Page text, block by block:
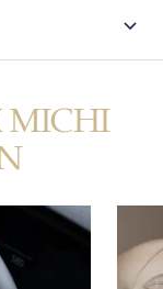
MICHI